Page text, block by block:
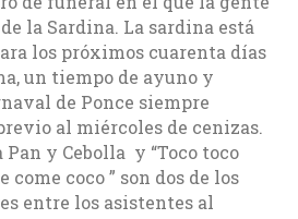
la Sardina. La sardina está
los próximos cuarenta días
un tiempo de ayuno y
de Ponce siempre
al miércoles de cenizas.
y Cebolla y “Toco toco
coco ” son dos de los
entre los asistentes al